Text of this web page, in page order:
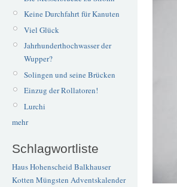
Keine Durchfahrt für Kanuten
Viel Glück
Jahrhunderthochwasser der
Wupper?
Solingen und seine Brücken
Einzug der Rollatoren!
Lurchi
mehr
Schlagwortliste
Haus Hohenscheid Balkhauser
Kotten Müngsten Adventskalender